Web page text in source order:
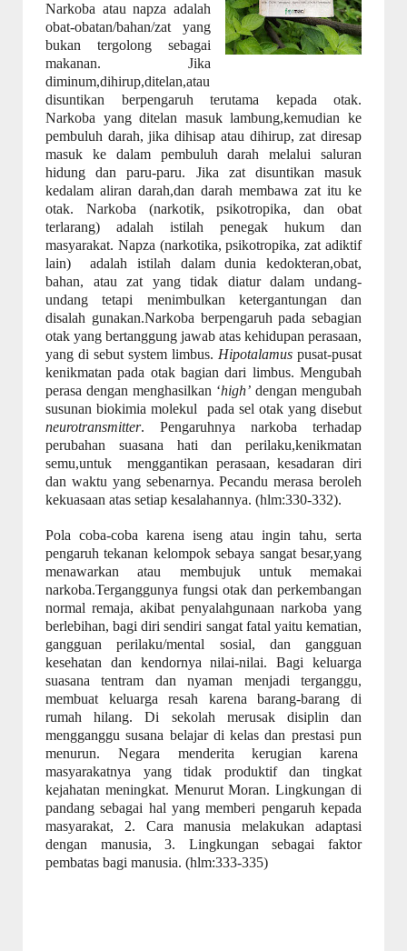
Narkoba atau napza adalah
obat-obatan/bahan/zat yang
bukan tergolong sebagai
makanan. Jika
diminum,dihirup,ditelan,atau
disuntikan berpengaruh terutama kepada otak.
Narkoba yang ditelan masuk lambung,kemudian ke
pembuluh darah, jika dihisap atau dihirup, zat diresap
masuk ke dalam pembuluh darah melalui saluran
hidung dan paru-paru. Jika zat disuntikan masuk
kedalam aliran darah,dan darah membawa zat itu ke
otak. Narkoba (narkotik, psikotropika, dan obat
terlarang) adalah istilah penegak hukum dan
masyarakat. Napza (narkotika, psikotropika, zat adiktif
lain)
adalah istilah dalam dunia kedokteran,obat,
bahan, atau zat yang tidak diatur dalam undang-
undang tetapi menimbulkan ketergantungan dan
disalah gunakan.Narkoba berpengaruh pada sebagian
otak yang bertanggung jawab atas kehidupan perasaan,
yang di sebut system limbus. Hipotalamus pusat-pusat
kenikmatan pada otak bagian dari limbus. Mengubah
perasa dengan menghasilkan ‘high’ dengan mengubah
susunan biokimia molekul
pada sel otak yang disebut
neurotransmitter. Pengaruhnya narkoba terhadap
perubahan suasana hati dan perilaku,kenikmatan
semu,untuk
menggantikan perasaan, kesadaran diri
dan waktu yang sebenarnya. Pecandu merasa beroleh
kekuasaan atas setiap kesalahannya. (hlm:330-332).
Pola coba-coba karena iseng atau ingin tahu, serta
pengaruh tekanan kelompok sebaya sangat besar,yang
menawarkan atau membujuk untuk memakai
narkoba.Terganggunya fungsi otak dan perkembangan
normal remaja, akibat penyalahgunaan narkoba yang
berlebihan, bagi diri sendiri sangat fatal yaitu kematian,
gangguan perilaku/mental sosial, dan gangguan
kesehatan dan kendornya nilai-nilai. Bagi keluarga
suasana tentram dan nyaman menjadi terganggu,
membuat keluarga resah karena barang-barang di
rumah hilang. Di sekolah merusak disiplin dan
mengganggu susana belajar di kelas dan prestasi pun
menurun. Negara menderita kerugian karena
masyarakatnya yang tidak produktif dan tingkat
kejahatan meningkat. Menurut Moran. Lingkungan di
pandang sebagai hal yang memberi pengaruh kepada
masyarakat, 2. Cara manusia melakukan adaptasi
dengan manusia, 3. Lingkungan sebagai faktor
pembatas bagi manusia. (hlm:333-335)